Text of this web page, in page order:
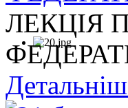
ЛЕКЦІЯ